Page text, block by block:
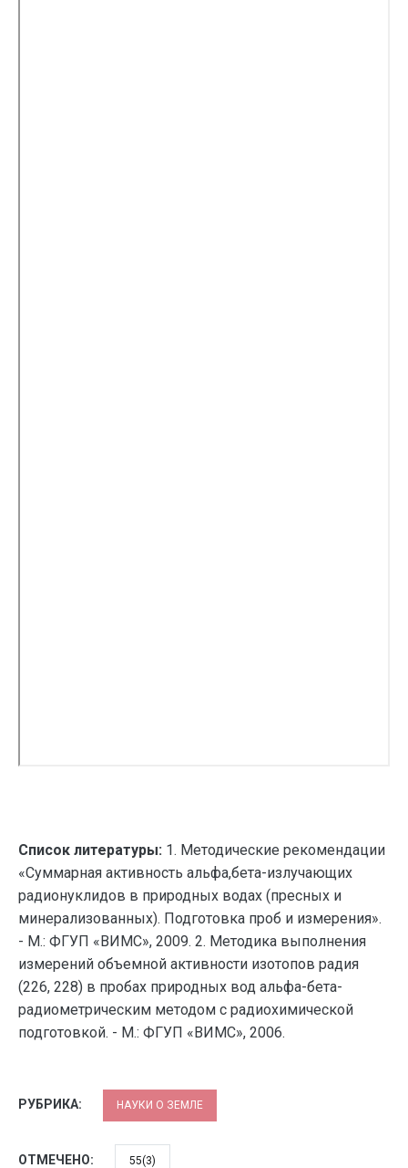
Список литературы: 1. Методические рекомендации
«Суммарная активность альфа,бета-излучающих
радионуклидов в природных водах (пресных и
минерализованных). Подготовка проб и измерения».
- М.: ФГУП «ВИМС», 2009. 2. Методика выполнения
измерений объемной активности изотопов радия
(226, 228) в пробах природных вод альфа-бета-
радиометрическим методом с радиохимической
подготовкой. - М.: ФГУП «ВИМС», 2006.
РУБРИКА: НАУКИ О ЗЕМЛЕ
ОТМЕЧЕНО: 55(3)